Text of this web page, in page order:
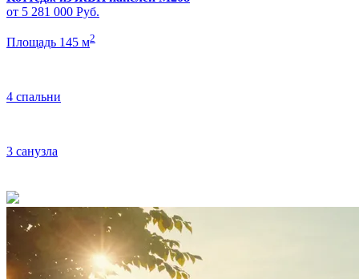
от 5 281 000 Руб.
Площадь 145 м2
4 спальни
3 санузла